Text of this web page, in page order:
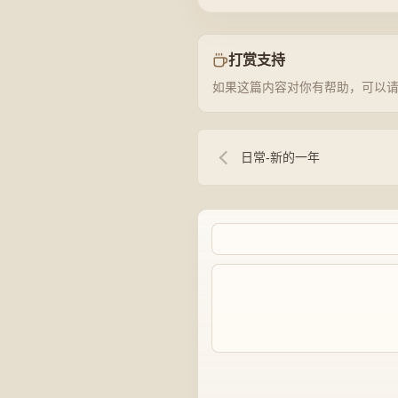
打赏支持
如果这篇内容对你有帮助，可以
日常-新的一年